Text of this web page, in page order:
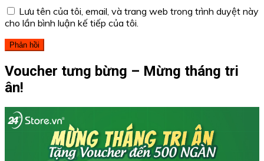
Lưu tên của tôi, email, và trang web trong trình duyệt này
cho lần bình luận kế tiếp của tôi.
Voucher tưng bừng – Mừng tháng tri
ân!